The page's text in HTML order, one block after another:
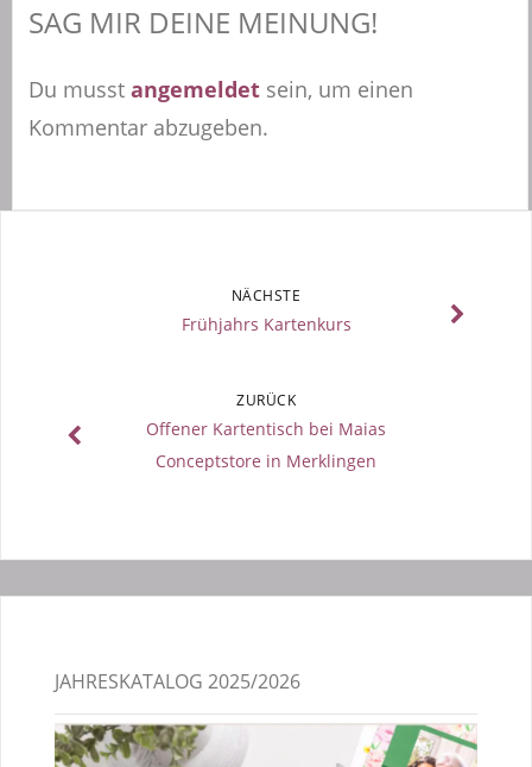
SAG MIR DEINE MEINUNG!
Du musst angemeldetsein, um einen
Kommentar abzugeben.
NÄCHSTE
Frühjahrs Kartenkurs
ZURÜCK
Offener Kartentisch bei Maias
Conceptstore in Merklingen
JAHRESKATALOG 2025/2026